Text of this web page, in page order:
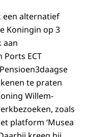
een alternatief
Koningin op 3
aan
ECT
te praten
Willem-
zoals
platform ‘Musea